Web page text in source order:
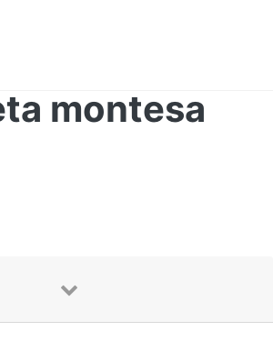
montesa